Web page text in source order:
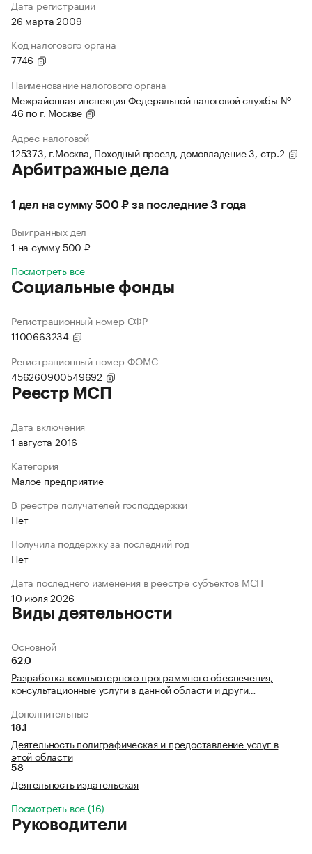
Дата регистрации
26 марта 2009
Код налогового органа
7746
Наименование налогового органа
Межрайонная инспекция Федеральной налоговой службы №
46 по г. Москве
Адрес налоговой
125373, г.Москва, Походный проезд, домовладение 3, стр.2
Арбитражные дела
1 дел на сумму 500 ₽ за последние 3 года
Выигранных дел
1 на сумму 500 ₽
Посмотреть все
Социальные фонды
Регистрационный номер СФР
1100663234
Регистрационный номер ФОМС
456260900549692
Реестр МСП
Дата включения
1 августа 2016
Категория
Малое предприятие
В реестре получателей господдержки
Нет
Получила поддержку за последний год
Нет
Дата последнего изменения в реестре субъектов МСП
10 июля 2026
Виды деятельности
Основной
62.0
Разработка компьютерного программного обеспечения,
консультационные услуги в данной области и други…
Дополнительные
18.1
Деятельность полиграфическая и предоставление услуг в
этой области
58
Деятельность издательская
Посмотреть все (16)
Руководители